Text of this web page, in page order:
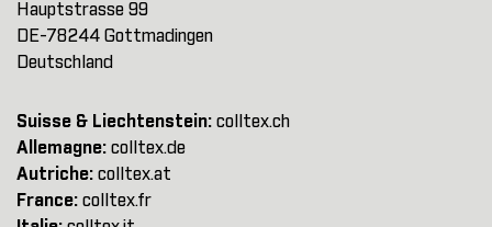
Hauptstrasse 99
DE-78244 Gottmadingen
Deutschland
Suisse & Liechtenstein: colltex.ch
Allemagne: colltex.de
Autriche: colltex.at
France: colltex.fr